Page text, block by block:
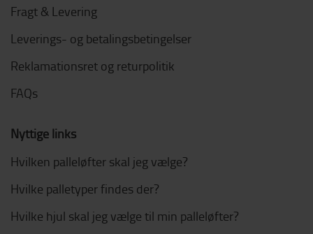
Fragt & Levering
Leverings- og betalingsbetingelser
Reklamationsret og returpolitik
FAQs
Nyttige links
Hvilken palleløfter skal jeg vælge?
Hvilke palletyper findes der?
Hvilke hjul skal jeg vælge til min palleløfter?